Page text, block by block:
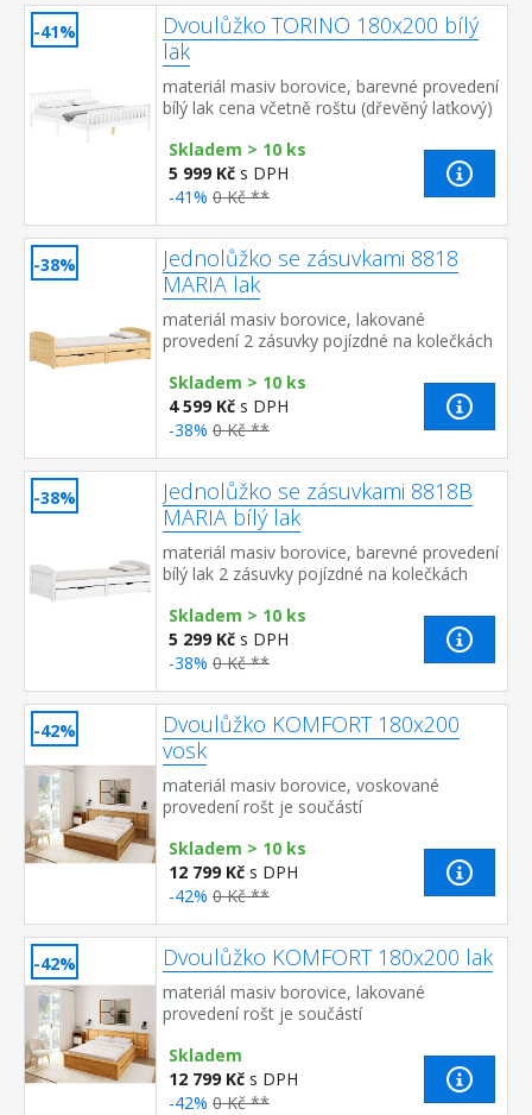
-41%
Dvoulůžko TORINO 180x200 bílý
lak
materiál masiv borovice, barevné provedení
bílý lak cena včetně roštu (dřevěný laťkový)
180 × 200 cm n...
Skladem > 10 ks
5 999 Kč s DPH
-41% 0 Kč **
-38%
Jednolůžko se zásuvkami 8818
MARIA lak
materiál masiv borovice, lakované
provedení 2 zásuvky pojízdné na kolečkách
laťkový) bez matrace ...
Skladem > 10 ks
4 599 Kč s DPH
-38% 0 Kč **
-38%
Jednolůžko se zásuvkami 8818B
MARIA bílý lak
materiál masiv borovice, barevné provedení
bílý lak 2 zásuvky pojízdné na kolečkách
laťkový) bez matr...
Skladem > 10 ks
5 299 Kč s DPH
-38% 0 Kč **
-42%
Dvoulůžko KOMFORT 180x200
vosk
materiál masiv borovice, voskované
provedení rošt je součástí
200 cm nebo 2 kusy 90 × 200 cm vh...
Skladem > 10 ks
12 799 Kč s DPH
-42% 0 Kč **
-42% Dvoulůžko KOMFORT 180x200 lak
materiál masiv borovice, lakované
provedení rošt je součástí
200 cm nebo 2 kusy 90 × 200 cm vho...
Skladem
12 799 Kč s DPH
-42% 0 Kč **